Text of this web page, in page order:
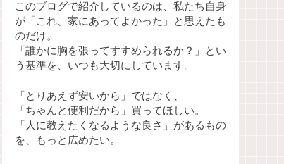
このブログで紹介しているのは、私たち自身
が「これ、家にあってよかった」と思えたも
のだけ。
「誰かに胸を張ってすすめられるか？」とい
う基準を、いつも大切にしています。
「とりあえず安いから」ではなく、
「ちゃんと便利だから」買ってほしい。
「人に教えたくなるような良さ」があるもの
を、もっと広めたい。